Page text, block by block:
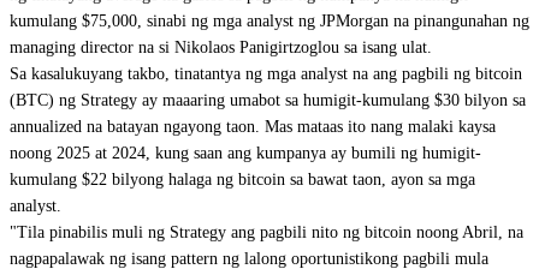
kumulang $75,000, sinabi ng mga analyst ng JPMorgan na pinangunahan ng
managing director na si Nikolaos Panigirtzoglou sa isang ulat.
Sa kasalukuyang takbo, tinatantya ng mga analyst na ang pagbili ng bitcoin
(BTC) ng Strategy ay maaaring umabot sa humigit-kumulang $30 bilyon sa
annualized na batayan ngayong taon. Mas mataas ito nang malaki kaysa
noong 2025 at 2024, kung saan ang kumpanya ay bumili ng humigit-
kumulang $22 bilyong halaga ng bitcoin sa bawat taon, ayon sa mga
analyst.
"Tila pinabilis muli ng Strategy ang pagbili nito ng bitcoin noong Abril, na
nagpapalawak ng isang pattern ng lalong oportunistikong pagbili mula